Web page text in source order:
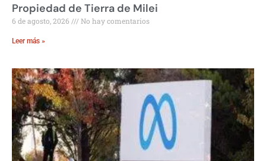
Propiedad de Tierra de Milei
6 de agosto, 2026 No hay comentarios
Leer más »